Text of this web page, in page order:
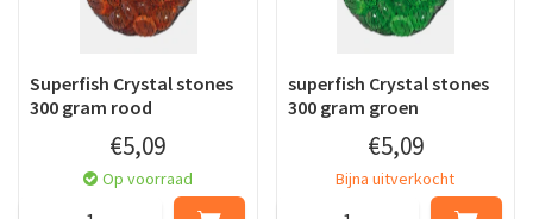
Superfish Crystal stones
300 gram rood
€5,09
Op voorraad
superfish Crystal stones
300 gram groen
€5,09
Bijna uitverkocht